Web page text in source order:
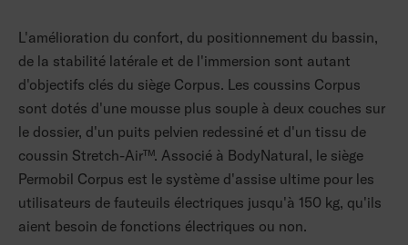
L'amélioration du confort, du positionnement du bassin,
de la stabilité latérale et de l'immersion sont autant
d'objectifs clés du siège Corpus. Les coussins Corpus
sont dotés d'une mousse plus souple à deux couches sur
le dossier, d'un puits pelvien redessiné et d'un tissu de
coussin Stretch-Air™. Associé à BodyNatural, le siège
Permobil Corpus est le système d'assise ultime pour les
utilisateurs de fauteuils électriques jusqu'à 150 kg, qu'ils
aient besoin de fonctions électriques ou non.